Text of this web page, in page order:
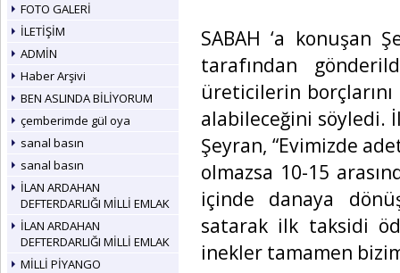
FOTO GALERİ
İLETİŞİM
ADMİN
Haber Arşivi
BEN ASLINDA BİLİYORUM
çemberimde gül oya
sanal basın
sanal basın
İLAN ARDAHAN
DEFTERDARLIĞI MİLLİ EMLAK
İLAN ARDAHAN
DEFTERDARLIĞI MİLLİ EMLAK
MİLLİ PİYANGO
SABAH ‘a konuşan
tarafından
üreticilerin
alabileceğini söyledi.
Şeyran, “Evimizde
olmazsa 10-15
içinde danaya
satarak ilk taksidi
inekler tamamen